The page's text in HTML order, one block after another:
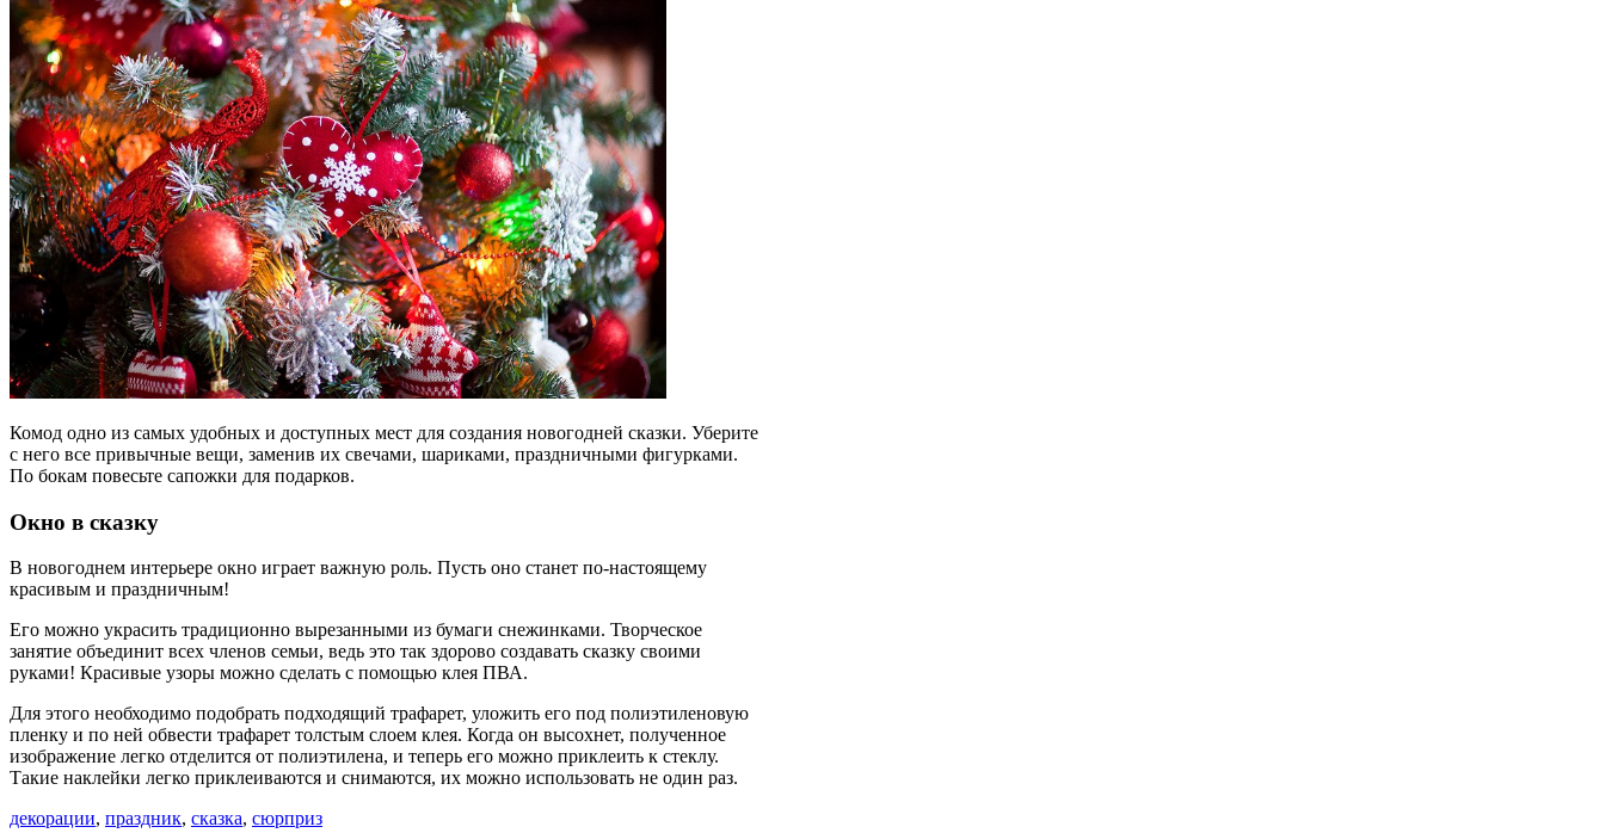
Комод одно из самых удобных и доступных мест для создания новогодней сказки. Уберите
с него все привычные вещи, заменив их свечами, шариками, праздничными фигурками.
По бокам повесьте сапожки для подарков.
Окно в сказку
В новогоднем интерьере окно играет важную роль. Пусть оно станет по-настоящему
красивым и праздничным!
Его можно украсить традиционно вырезанными из бумаги снежинками. Творческое
занятие объединит всех членов семьи, ведь это так здорово создавать сказку своими
руками! Красивые узоры можно сделать с помощью клея ПВА.
Для этого необходимо подобрать подходящий трафарет, уложить его под полиэтиленовую
пленку и по ней обвести трафарет толстым слоем клея. Когда он высохнет, полученное
изображение легко отделится от полиэтилена, и теперь его можно приклеить к стеклу.
Такие наклейки легко приклеиваются и снимаются, их можно использовать не один раз.
декорации, праздник, сказка, сюрприз